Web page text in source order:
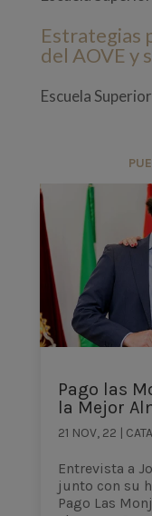
Estrategias
del AOVE y
Escuela
Pago las
la Mejor
21 NOV, 22 |
Entrevista a
junto con su
Pago Las